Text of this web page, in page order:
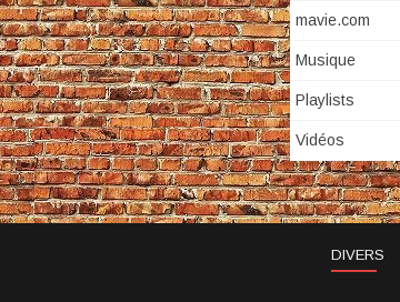
mavie.com
Musique
Playlists
Vidéos
DIVERS